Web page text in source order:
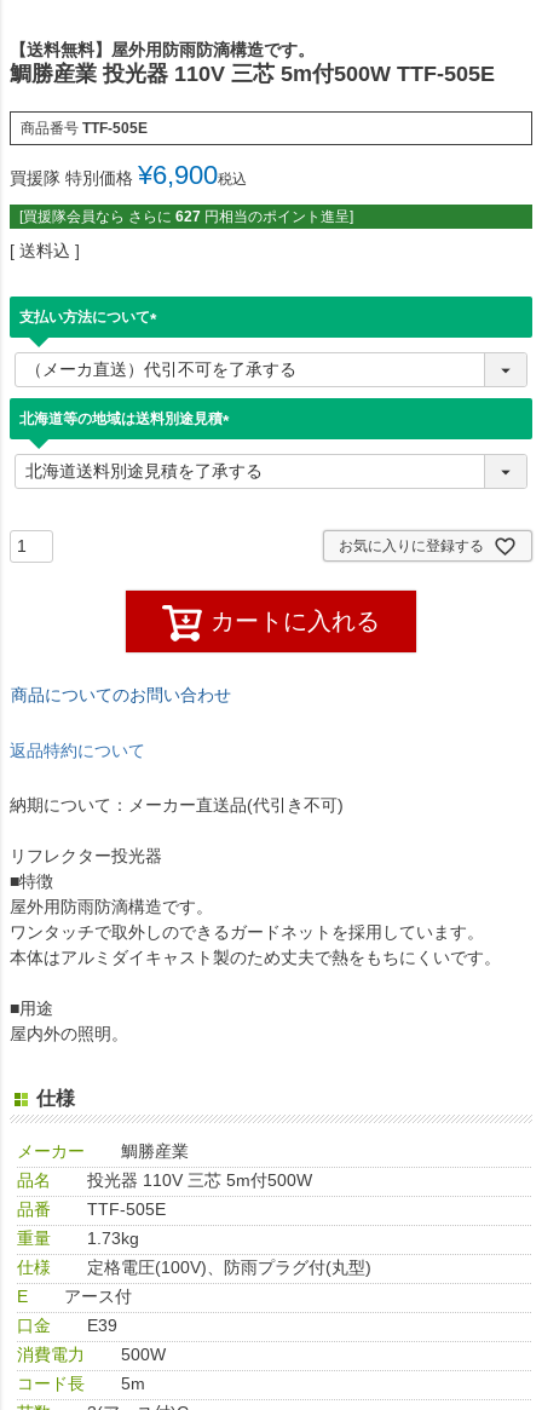
【送料無料】屋外用防雨防滴構造です。
鯛勝産業 投光器 110V 三芯 5m付500W TTF-505E
商品番号 TTF-505E
買援隊 特別価格 ¥6,900税込
[買援隊会員なら さらに 627 円相当のポイント進呈]
送料込
支払い方法について
必
須
)
北海道等の地域は送料別途見積
必
須
お気に入りに登録する
カートに入れる
商品についてのお問い合わせ
返品特約について
納期について：メーカー直送品(代引き不可)
リフレクター投光器
■特徴
屋外用防雨防滴構造です。
ワンタッチで取外しのできるガードネットを採用しています。
本体はアルミダイキャスト製のため丈夫で熱をもちにくいです。
■用途
屋内外の照明。
仕様
メーカー
鯛勝産業
品名
投光器 110V 三芯 5m付500W
品番
TTF-505E
重量
1.73kg
仕様
定格電圧(100V)、防雨プラグ付(丸型)
E
アース付
口金
E39
消費電力
500W
コード長
5m